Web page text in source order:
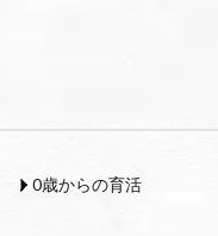
0歳からの育活